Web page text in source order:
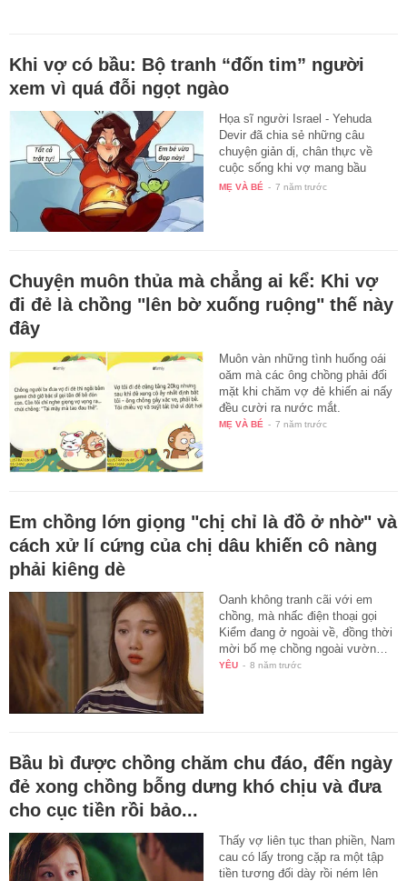
Khi vợ có bầu: Bộ tranh “đốn tim” người
xem vì quá đỗi ngọt ngào
Họa sĩ người Israel - Yehuda
Devir đã chia sẻ những câu
chuyện giản dị, chân thực về
cuộc sống khi vợ mang bầu
cậu…
MẸ VÀ BÉ - 7 năm trước
Chuyện muôn thủa mà chẳng ai kể: Khi vợ
đi đẻ là chồng "lên bờ xuống ruộng" thế này
đây
Muôn vàn những tình huống oái
oăm mà các ông chồng phải đối
mặt khi chăm vợ đẻ khiến ai nấy
đều cười ra nước mắt.
MẸ VÀ BÉ - 7 năm trước
Em chồng lớn giọng "chị chỉ là đồ ở nhờ" và
cách xử lí cứng của chị dâu khiến cô nàng
phải kiêng dè
Oanh không tranh cãi với em
chồng, mà nhấc điện thoại gọi
Kiểm đang ở ngoài về, đồng thời
mời bố mẹ chồng ngoài vườn…
YÊU - 8 năm trước
Bầu bì được chồng chăm chu đáo, đến ngày
đẻ xong chồng bỗng dưng khó chịu và đưa
cho cục tiền rồi bảo...
Thấy vợ liên tục than phiền, Nam
cau có lấy trong cặp ra một tập
tiền tương đối dày rồi ném lên